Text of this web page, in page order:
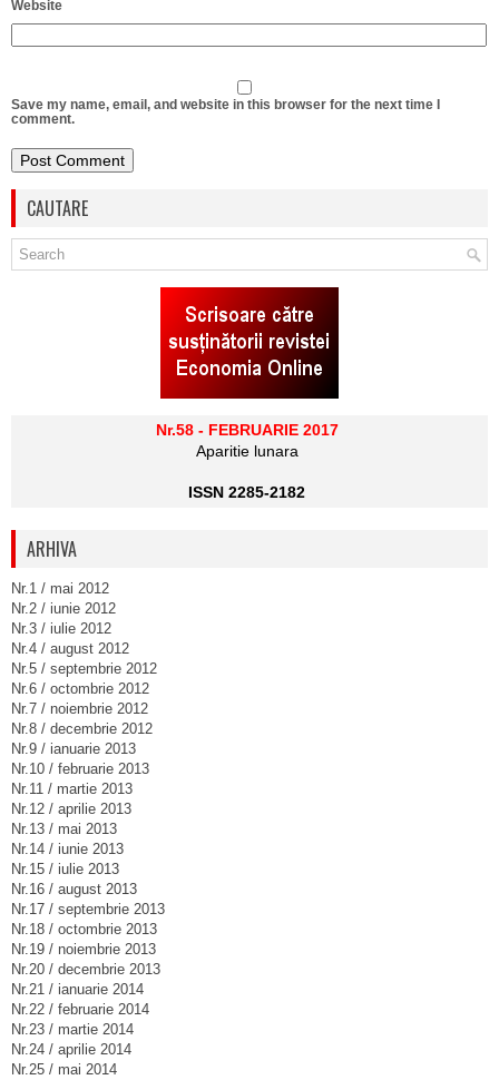
Website
Save my name, email, and website in this browser for the next time I
comment.
CAUTARE
Nr.58 - FEBRUARIE 2017
Aparitie lunara
ISSN 2285-2182
ARHIVA
Nr.1 / mai 2012
Nr.2 / iunie 2012
Nr.3 / iulie 2012
Nr.4 / august 2012
Nr.5 / septembrie 2012
Nr.6 / octombrie 2012
Nr.7 / noiembrie 2012
Nr.8 / decembrie 2012
Nr.9 / ianuarie 2013
Nr.10 / februarie 2013
Nr.11 / martie 2013
Nr.12 / aprilie 2013
Nr.13 / mai 2013
Nr.14 / iunie 2013
Nr.15 / iulie 2013
Nr.16 / august 2013
Nr.17 / septembrie 2013
Nr.18 / octombrie 2013
Nr.19 / noiembrie 2013
Nr.20 / decembrie 2013
Nr.21 / ianuarie 2014
Nr.22 / februarie 2014
Nr.23 / martie 2014
Nr.24 / aprilie 2014
Nr.25 / mai 2014